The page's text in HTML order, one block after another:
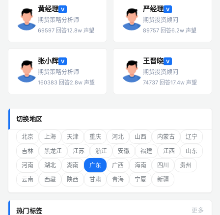
黄经理 V
期货策略分析师
69597 回答12.8w 声望
严经理 V
期货投资顾问
89757 回答6.2w 声望
张小辉 V
期货策略分析师
160383 回答2.8w 声望
王晋晓 V
期货投资顾问
74737 回答17.4w 声望
切换地区
北京 上海 天津 重庆 河北 山西 内蒙古
辽宁
吉林
黑龙江 江苏 浙江 安徽 福建 江西
山东
河南
湖北 湖南 广东 广西 海南 四川
贵州
云南
西藏 陕西 甘肃 青海 宁夏 新疆
热门标签 更多